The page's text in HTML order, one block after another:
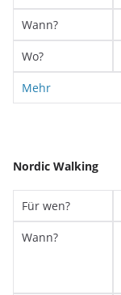
Wann?
Wo?
Mehr
Nordic Walking
Für wen?
Wann?